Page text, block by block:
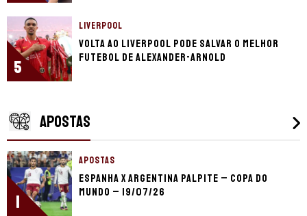
5
LIVERPOOL
Volta ao Liverpool pode salvar o melhor
futebol de Alexander-Arnold
APOSTAS
1
APOSTAS
Espanha x Argentina palpite – Copa do
Mundo – 19/07/26